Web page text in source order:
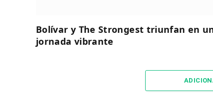
Bolívar y The Strongest triunfan en
jornada vibrante